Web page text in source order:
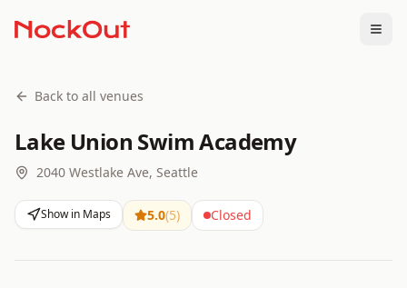
Back to all venues
Lake Union Swim Academy
2040 Westlake Ave, Seattle
Show in Maps 5.0(5) Closed